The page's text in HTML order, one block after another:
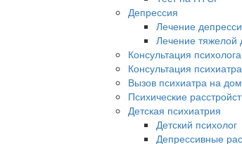
Депрессия
Лечение
Лечение тяжелой
Консультация психолога
Консультация психиатра
Вызов психиатра на дом
Психические
Детская психиатрия
Детский психолог
Депрессивные